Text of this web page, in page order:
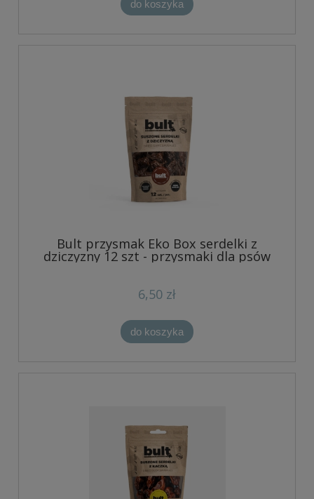
do koszyka
Bult przysmak Eko Box serdelki z
dziczyzny 12 szt - przysmaki dla psów
6,50 zł
do koszyka